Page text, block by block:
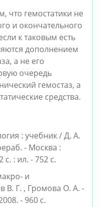
что гемостатики не
и окончательного
к таковым есть
дополнением
а не его
очередь
гемостаз, а
средства.
: учебник / Д. А.
- Москва :
: ил. - 752 с.
и
В. Г. , Громова О. А. -
- 960 с.